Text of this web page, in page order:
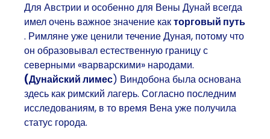
Для Австрии и особенно для Вены Дунай всегда
имел очень важное значение какторговый путь
. Римляне уже ценили течение Дуная, потому что
он образовывал естественную границу с
северными «варварскими» народами.
(Дунайский лимес) Виндобона была основана
здесь как римский лагерь. Согласно последним
исследованиям, в то время Вена уже получила
статус города.